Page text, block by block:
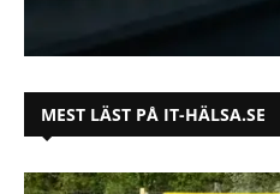
MEST LÄST PÅ IT-HÄLSA.SE